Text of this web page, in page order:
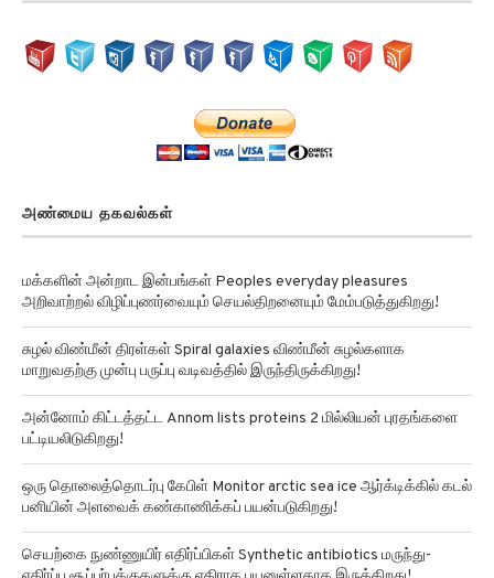
அறிவாற்றல் விழிப்புணர்வையும் செயல்திறனையும் மேம்படுத்துகிறது!
சுழல் விண்மீன் திரள்கள் Spiral galaxies விண்மீன் சுழல்களாக
மாறுவதற்கு முன்பு பருப்பு வடிவத்தில் இருந்திருக்கிறது!
அன்னோம் கிட்டத்தட்ட Annom lists proteins 2 மில்லியன் புரதங்களை
பட்டியலிடுகிறது!
ஒரு தொலைத்தொடர்பு கேபிள் Monitor arctic sea ice ஆர்க்டிக்கில் கடல்
பனியின் அளவைக் கண்காணிக்கப் பயன்படுகிறது!
செயற்கை நுண்ணுயிர் எதிர்ப்பிகள் Synthetic antibiotics மருந்து-
எதிர்ப்பு சூப்பர்பக்குகளுக்கு எதிராக பயனுள்ளதாக இருக்கிறது!